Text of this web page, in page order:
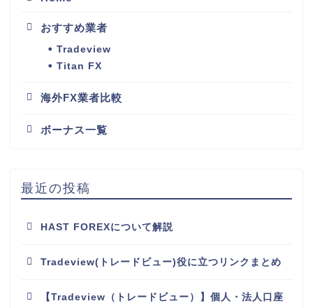
おすすめ業者
Tradeview
Titan FX
海外FX業者比較
ボーナス一覧
最近の投稿
HAST FOREXについて解説
Tradeview(トレードビュー)役に立つリンクまとめ
【Tradeview（トレードビュー）】個人・法人口座